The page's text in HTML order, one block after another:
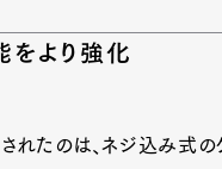
をより強化
れたのは、ネジ込み式